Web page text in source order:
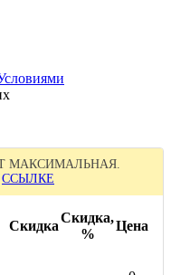
МАКСИМАЛЬНАЯ.
ССЫЛКЕ
Скидка
Скидка,
%
Цена